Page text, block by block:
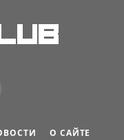
О САЙТЕ